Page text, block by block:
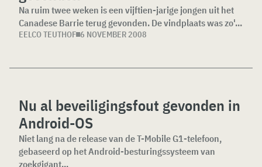
Na ruim twee weken is een vijftien-jarige jongen uit het
Canadese Barrie terug gevonden. De vindplaats was zo'...
EELCO TEUTHOF 6 NOVEMBER 2008
Nu al beveiligingsfout gevonden in
Android-OS
Niet lang na de release van de T-Mobile G1-telefoon,
gebaseerd op het Android-besturingssysteem van
zoekgigant...